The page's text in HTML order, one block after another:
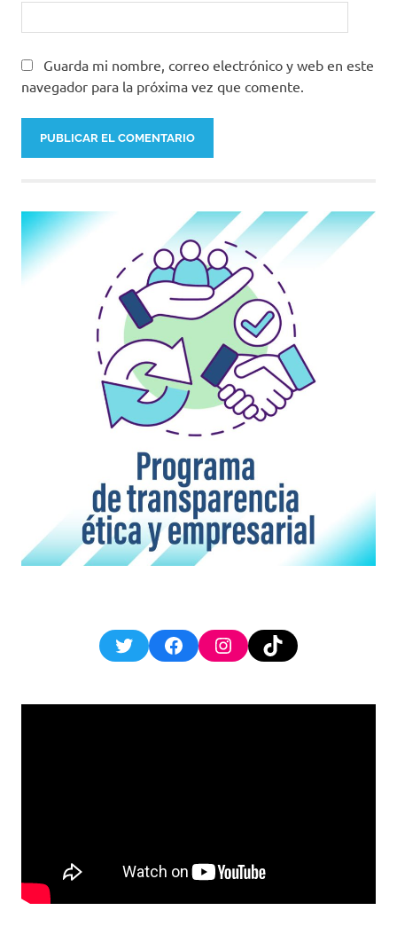
Guarda mi nombre, correo electrónico y web en este
navegador para la próxima vez que comente.
TwitterFacebookInstagram
TikTok